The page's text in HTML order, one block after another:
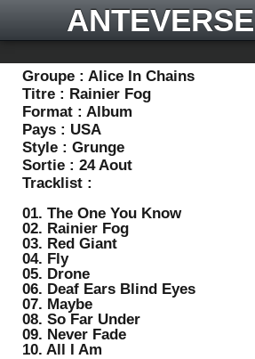
ANTEVERSE
Groupe : Alice In Chains
Titre : Rainier Fog
Format : Album
Pays : USA
Style : Grunge
Sortie : 24 Aout
Tracklist :
01. The One You Know
02. Rainier Fog
03. Red Giant
04. Fly
05. Drone
06. Deaf Ears Blind Eyes
07. Maybe
08. So Far Under
09. Never Fade
10. All I Am